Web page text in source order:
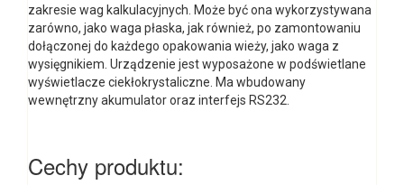
zakresie wag kalkulacyjnych. Może być ona wykorzystywana
zarówno, jako waga płaska, jak również, po zamontowaniu
dołączonej do każdego opakowania wieży, jako waga z
wysięgnikiem. Urządzenie jest wyposażone w podświetlane
wyświetlacze ciekłokrystaliczne. Ma wbudowany
wewnętrzny akumulator oraz interfejs RS232.
Cechy produktu: